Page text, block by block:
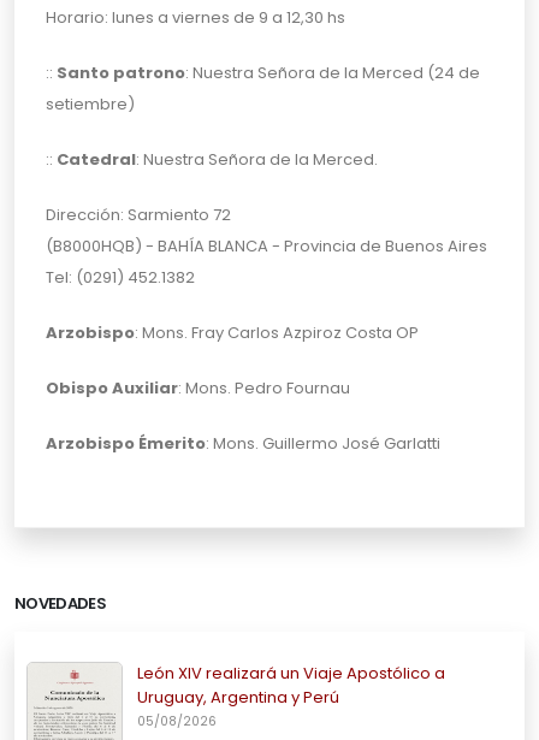
NOVEDADES
León XIV realizará un Viaje Apostólico a
Uruguay, Argentina y Perú
05/08/2026
Horario: lunes a viernes de 9 a 12,30 hs
:: Santo patrono: Nuestra Señora de la Merced (24 de
setiembre)
:: Catedral: Nuestra Señora de la Merced.
Dirección: Sarmiento 72
(B8000HQB) - BAHÍA BLANCA - Provincia de Buenos Aires
Tel: (0291) 452.1382
Arzobispo: Mons. Fray Carlos Azpiroz Costa OP
Obispo Auxiliar: Mons. Pedro Fournau
Arzobispo Émerito: Mons. Guillermo José Garlatti